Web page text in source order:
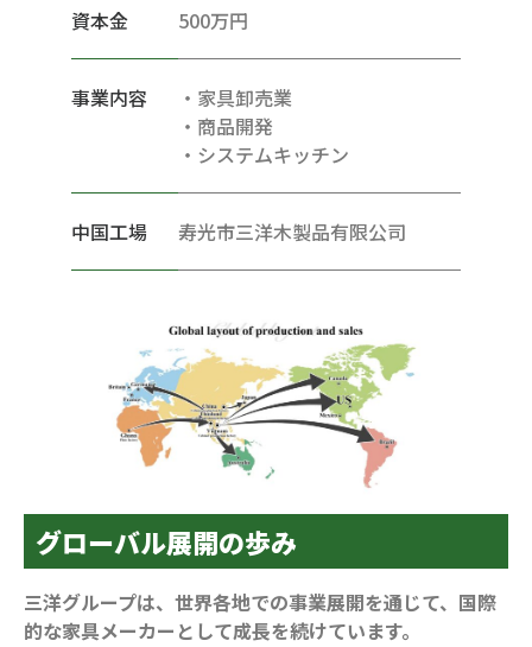
資本金 500万円
事業内容
・家具卸売業
・商品開発
・システムキッチン
中国工場 寿光市三洋木製品有限公司
グローバル展開の歩み
三洋グループは、世界各地での事業展開を通じて、国際
的な家具メーカーとして成長を続けています。